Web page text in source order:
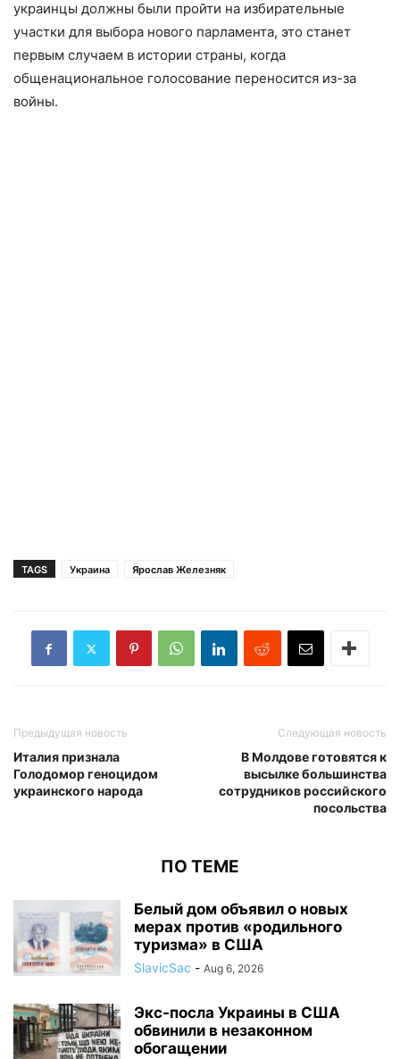
украинцы должны были пройти на избирательные
участки для выбора нового парламента, это станет
первым случаем в истории страны, когда
общенациональное голосование переносится из-за
войны.
TAGS Украина Ярослав Железняк
Предыдущая новость
Италия признала
Голодомор геноцидом
украинского народа
Следующая новость
В Молдове готовятся к
высылке большинства
сотрудников российского
посольства
ПО ТЕМЕ
Белый дом объявил о новых
мерах против «родильного
туризма» в США
SlavicSac - Aug 6, 2026
Экс-посла Украины в США
обвинили в незаконном
обогащении